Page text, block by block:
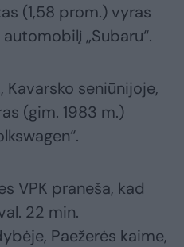
(1,58 prom.) vyras
„Subaru“.
Kavarsko seniūnijoje,
(gim. 1983 m.)
VPK praneša, kad
22 min.
Paežerės kaime,